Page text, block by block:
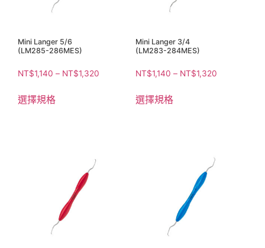
Mini Langer 5/6
(LM285-286MES)
NT$1,140 – NT$1,320
選擇規格
Mini Langer 3/4
(LM283-284MES)
NT$1,140 – NT$1,320
選擇規格